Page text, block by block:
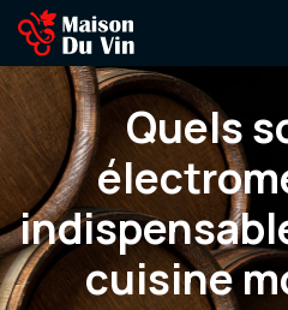
Quels
cuisine